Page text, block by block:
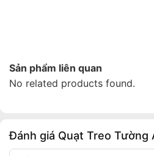
Sản phẩm liên quan
No related products found.
Đánh giá Quạt Treo Tường